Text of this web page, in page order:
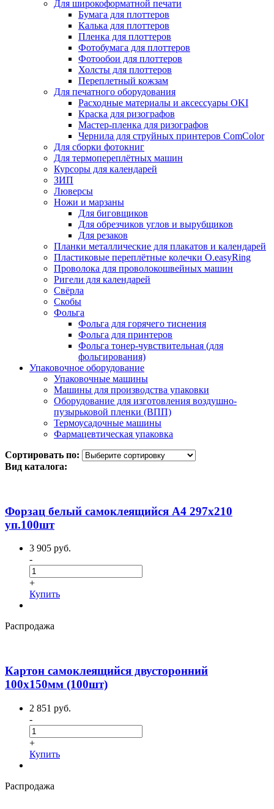
Для широкоформатной печати
Бумага для плоттеров
Калька для плоттеров
Пленка для плоттеров
Фотобумага для плоттеров
Фотообои для плоттеров
Холсты для плоттеров
Переплетный кожзам
Для печатного оборудования
Расходные материалы и аксессуары OKI
Краска для ризографов
Мастер-пленка для ризографов
Чернила для струйных принтеров ComColor
Для сборки фотокниг
Для термопереплётных машин
Курсоры для календарей
ЗИП
Люверсы
Ножи и марзаны
Для биговщиков
Для обрезчиков углов и вырубщиков
Для резаков
Планки металлические для плакатов и календарей
Пластиковые переплётные колечки O.easyRing
Проволока для проволокошвейных машин
Ригели для календарей
Свёрла
Скобы
Фольга
Фольга для горячего тиснения
Фольга для принтеров
Фольга тонер-чувствительная (для
фольгирования)
Упаковочное оборудование
Упаковочные машины
Машины для производства упаковки
Оборудование для изготовления воздушно-
пузырьковой пленки (ВПП)
Термоусадочные машины
Фармацевтическая упаковка
Сортировать по:
Вид каталога:
Форзац белый самоклеящийся А4 297х210
уп.100шт
3 905 руб.
-
+
Купить
Распродажа
Картон самоклеящийся двусторонний
100х150мм (100шт)
2 851 руб.
-
+
Купить
Распродажа